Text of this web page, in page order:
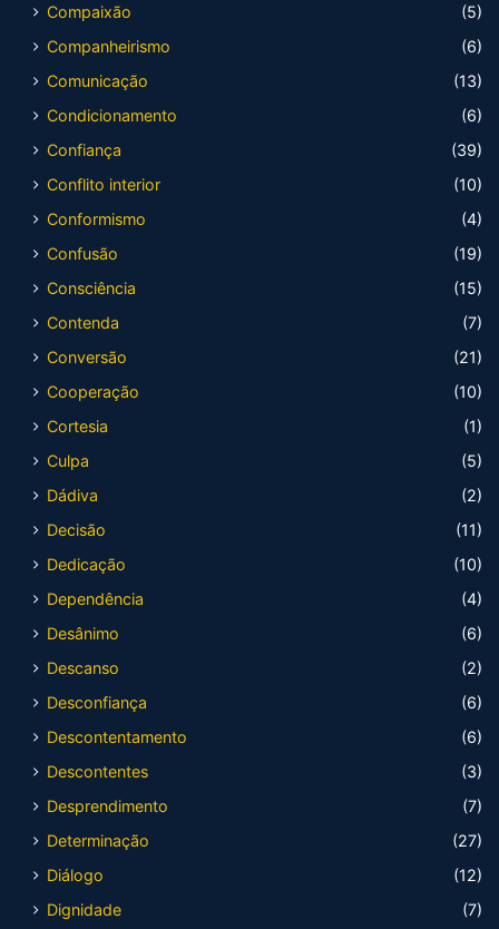
Compaixão
(5)
Companheirismo
(6)
Comunicação
(13)
Condicionamento
(6)
Confiança
(39)
Conflito interior
(10)
Conformismo
(4)
Confusão
(19)
Consciência
(15)
Contenda
(7)
Conversão
(21)
Cooperação
(10)
Cortesia
(1)
Culpa
(5)
Dádiva
(2)
Decisão
(11)
Dedicação
(10)
Dependência
(4)
Desânimo
(6)
Descanso
(2)
Desconfiança
(6)
Descontentamento
(6)
Descontentes
(3)
Desprendimento
(7)
Determinação
(27)
Diálogo
(12)
Dignidade
(7)